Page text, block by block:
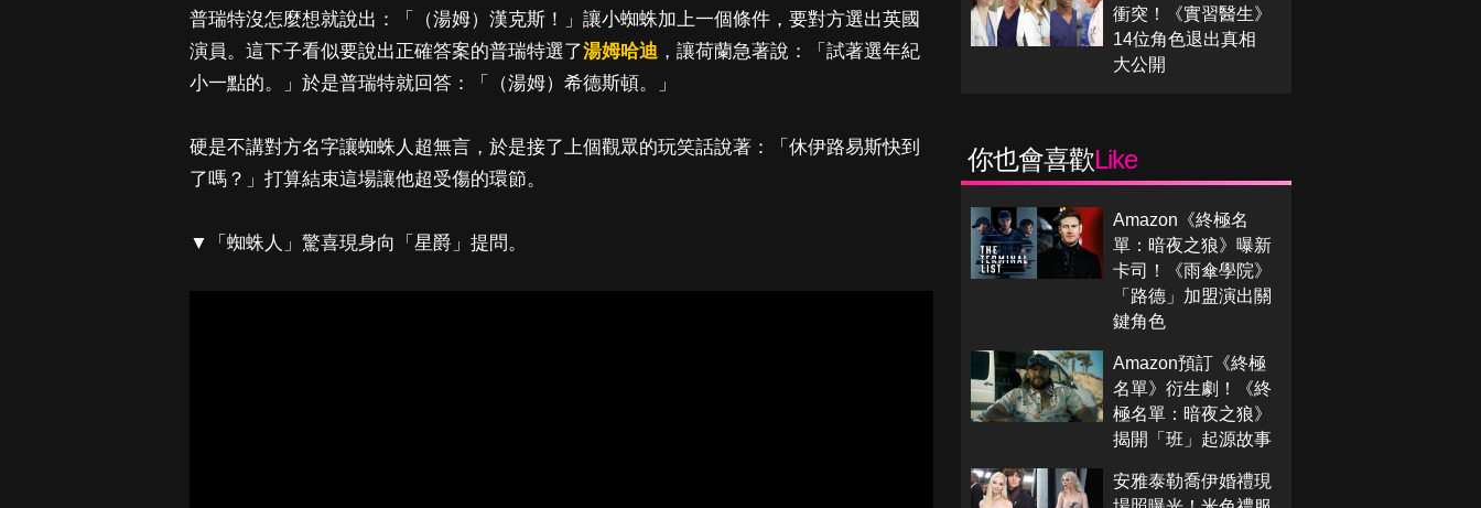
普瑞特沒怎麼想就說出：「（湯姆）漢克斯！」讓小蜘蛛加上一個條件，要對方選出英國
演員。這下子看似要說出正確答案的普瑞特選了湯姆哈迪 ，讓荷蘭急著說：「試著選年紀
小一點的。」於是普瑞特就回答：「（湯姆）希德斯頓。」
硬是不講對方名字讓蜘蛛人超無言，於是接了上個觀眾的玩笑話說著：「休伊路易斯快到
了嗎？」打算結束這場讓他超受傷的環節。
▼「蜘蛛人」驚喜現身向「星爵」提問。
衝突！《實習醫生》
14位角色退出真相
大公開
你也會喜歡Like
Amazon《終極名
單：暗夜之狼》曝新
卡司！《雨傘學院》
「路德」加盟演出關
鍵角色
Amazon預訂《終極
名單》衍生劇！《終
極名單：暗夜之狼》
揭開「班」起源故事
安雅泰勒喬伊婚禮現